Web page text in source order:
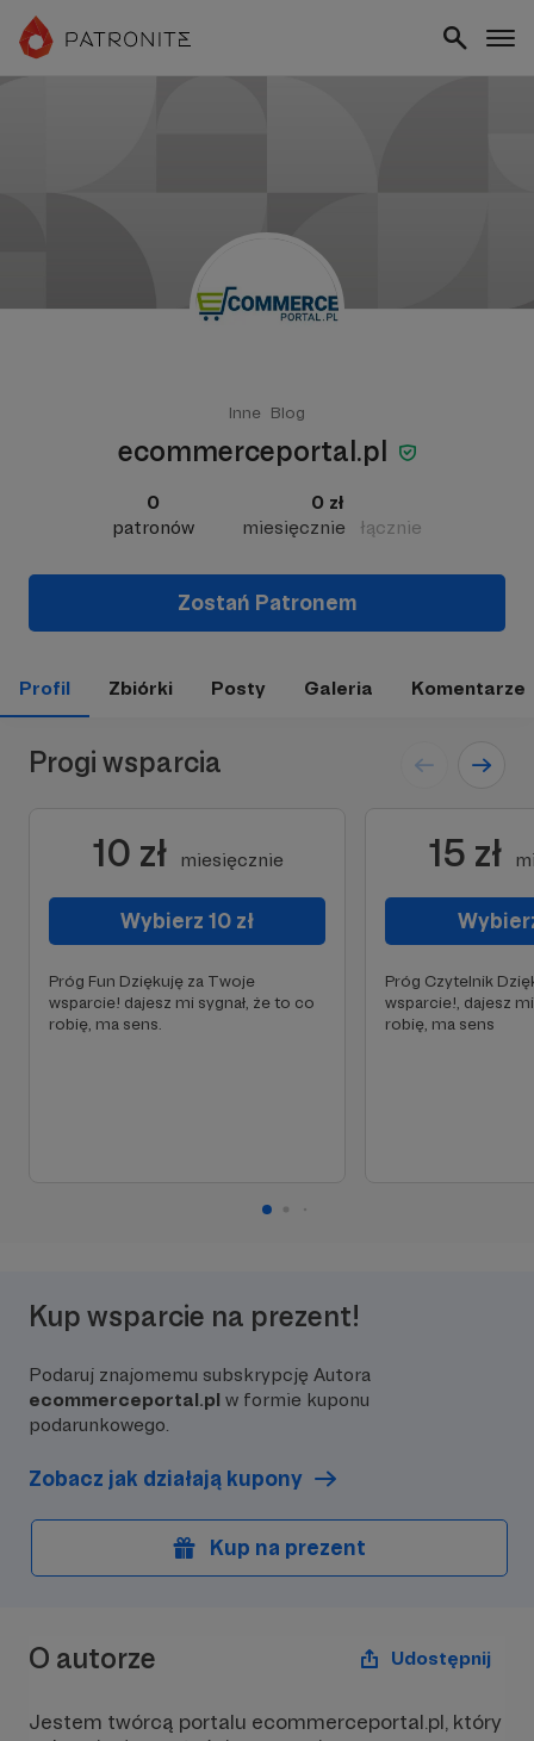
Inne Blog
ecommerceportal.pl
0
patronów
0 zł
miesięcznie
łącznie
Zostań Patronem
Profil Zbiórki Posty Galeria Komentarze
Progi wsparcia
10 zł miesięcznie
Wybierz 10 zł
Próg Fun Dziękuję za Twoje
wsparcie! dajesz mi sygnał, że to co
robię, ma sens.
15 zł
Próg Czytelnik
wsparcie!, dajesz
robię, ma sens
Kup wsparcie na prezent!
Podaruj znajomemu subskrypcję Autora
ecommerceportal.pl w formie kuponu
podarunkowego.
Zobacz jak działają kupony
Kup na prezent
O autorze Udostępnij
Jestem twórcą portalu ecommerceportal.pl, który